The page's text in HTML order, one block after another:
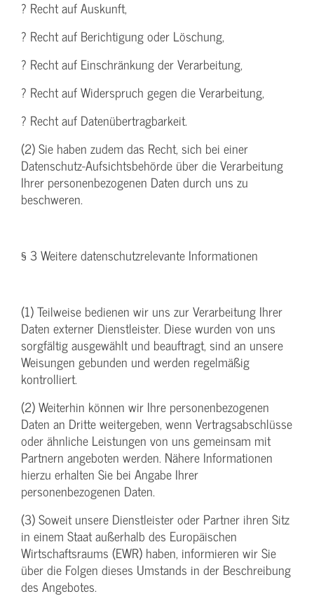
? Recht auf Auskunft,
? Recht auf Berichtigung oder Löschung,
? Recht auf Einschränkung der Verarbeitung,
? Recht auf Widerspruch gegen die Verarbeitung,
? Recht auf Datenübertragbarkeit.
(2) Sie haben zudem das Recht, sich bei einer
Datenschutz-Aufsichtsbehörde über die Verarbeitung
Ihrer personenbezogenen Daten durch uns zu
beschweren.
§ 3 Weitere datenschutzrelevante Informationen
(1) Teilweise bedienen wir uns zur Verarbeitung Ihrer
Daten externer Dienstleister. Diese wurden von uns
sorgfältig ausgewählt und beauftragt, sind an unsere
Weisungen gebunden und werden regelmäßig
kontrolliert.
(2) Weiterhin können wir Ihre personenbezogenen
Daten an Dritte weitergeben, wenn Vertragsabschlüsse
oder ähnliche Leistungen von uns gemeinsam mit
Partnern angeboten werden. Nähere Informationen
hierzu erhalten Sie bei Angabe Ihrer
personenbezogenen Daten.
(3) Soweit unsere Dienstleister oder Partner ihren Sitz
in einem Staat außerhalb des Europäischen
Wirtschaftsraums (EWR) haben, informieren wir Sie
über die Folgen dieses Umstands in der Beschreibung
des Angebotes.